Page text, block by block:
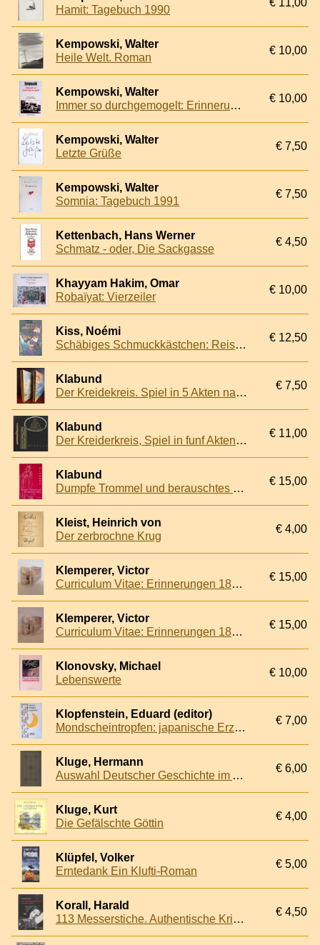
Hamit: Tagebuch 1990
€ 11,00
Kempowski, Walter
Heile Welt. Roman
€ 10,00
Kempowski, Walter
Immer so durchgemogelt: Erinnerungen an unsere Schulzeit
€ 10,00
Kempowski, Walter
Letzte Grüße
€ 7,50
Kempowski, Walter
Somnia: Tagebuch 1991
€ 7,50
Kettenbach, Hans Werner
Schmatz - oder, Die Sackgasse
€ 4,50
Khayyam Hakim, Omar
Robaïyat: Vierzeiler
€ 10,00
Kiss, Noémi
Schäbiges Schmuckkästchen: Reisen in den Osten Europas Bukowina - Czernowitz - Galizien - Gödöllo - Lemberg - Siebenbürgen - Vojvodina
€ 12,50
Klabund
Der Kreidekreis. Spiel in 5 Akten nach dem Chinesischen + Chinesische Gedichte
€ 7,50
Klabund
Der Kreiderkreis, Spiel in funf Akten nach dem Chinesischen von Klabund
€ 11,00
Klabund
Dumpfe Trommel und berauschtes Gong: Nachdichtungen chinesischer Kriegslyrik
€ 15,00
Kleist, Heinrich von
Der zerbrochne Krug
€ 4,00
Klemperer, Victor
Curriculum Vitae: Erinnerungen 1881 - 1918
€ 15,00
Klemperer, Victor
Curriculum Vitae: Erinnerungen 1881 - 1918
€ 15,00
Klonovsky, Michael
Lebenswerte
€ 10,00
Klopfenstein, Eduard (editor)
Mondscheintropfen: japanische Erzählungen 1940 - 1990.
€ 7,00
Kluge, Hermann
Auswahl Deutscher Geschichte im Anschluss an die Geschichte der Deutschen National-Literatur
€ 6,00
Kluge, Kurt
Die Gefälschte Göttin
€ 4,00
Klüpfel, Volker
Erntedank Ein Klufti-Roman
€ 5,00
Korall, Harald
113 Messerstiche. Authentische Kriminalfälle
€ 4,50